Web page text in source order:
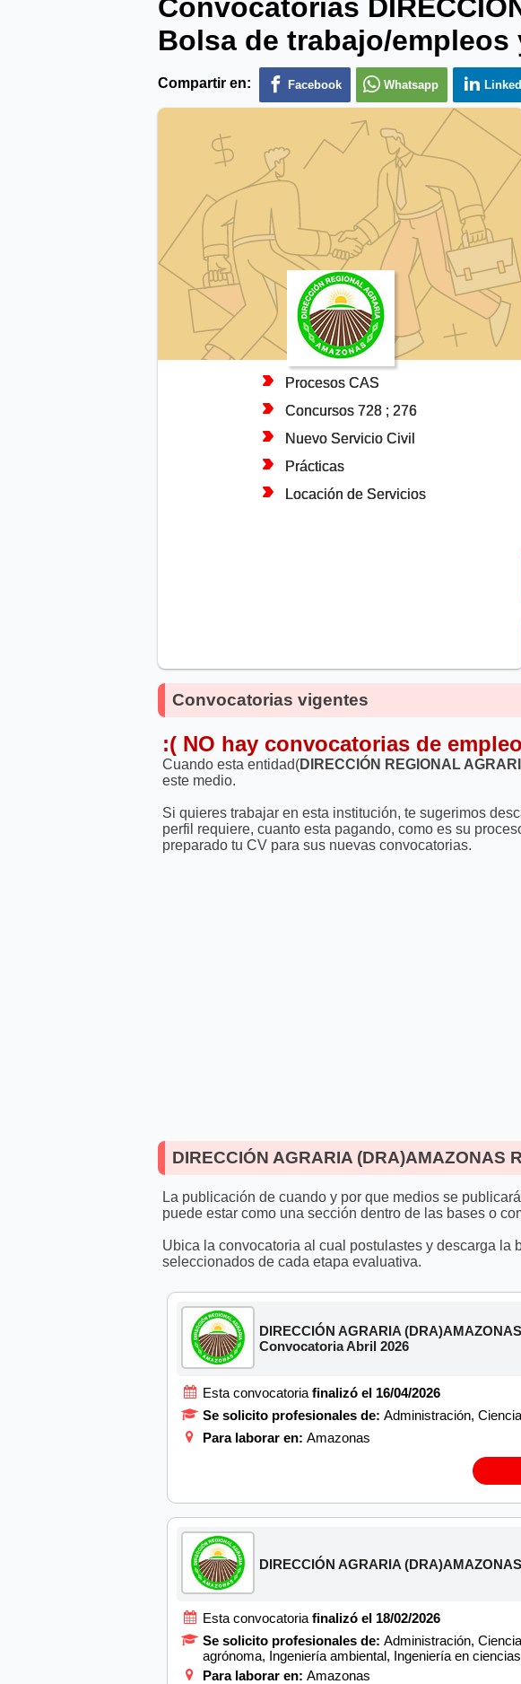
Convocatorias
Bolsa de trabajo/empleos
Compartir en: Facebook Whatsapp
Procesos CAS
Concursos 728 ; 276
Nuevo Servicio Civil
Prácticas
Locación de Servicios
Convocatorias vigentes
:( NO hay convocatorias de
Cuando esta entidad(DIRECCIÓN REGIONAL
este medio.
Si quieres trabajar en esta institución, te sugerimos
perfil requiere, cuanto esta pagando, como es su
preparado tu CV para sus nuevas convocatorias.
DIRECCIÓN AGRARIA
La publicación de cuando y por que medios se
puede estar como una sección dentro de las bases o
Ubica la convocatoria al cual postulastes y descarga
seleccionados de cada etapa evaluativa.
DIRECCIÓN AGRARIA
Convocatoria Abril 2026
Esta convocatoria finalizó el 16/04/2026
Se solicito profesionales de: Administración,
Para laborar en: Amazonas
DIRECCIÓN AGRARIA
Esta convocatoria finalizó el 18/02/2026
Se solicito profesionales de: Administración,
agrónoma, Ingeniería ambiental, Ingeniería en
Para laborar en: Amazonas